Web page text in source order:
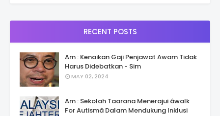
RECENT POSTS
Am : Kenaikan Gaji Penjawat Awam Tidak
Harus Didebatkan - Sim
MAY 02, 2024
Am : Sekolah Taarana Menerajui âwalk
For Autismâ Dalam Mendukung Inklusi